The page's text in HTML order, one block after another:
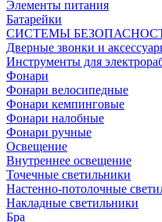
Элементы питания
Батарейки
СИСТЕМЫ
Дверные звонки и
Инструменты для
Фонари
Фонари велосипедные
Фонари кемпинговые
Фонари налобные
Фонари ручные
Освещение
Внутреннее освещение
Точечные светильники
Настенно-потолочные
Накладные светильники
Бра